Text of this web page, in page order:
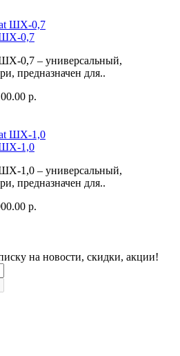
ШХ-0,7
0,7 – универсальный,
предназначен для..
р.
ШХ-1,0
1,0 – универсальный,
предназначен для..
р.
на новости, скидки, акции!